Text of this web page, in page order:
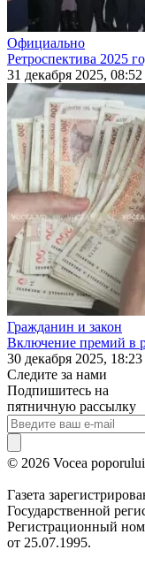
Официально
Ретроспектива 2025
31 декабря 2025, 08:52
Гражданин и закон
Включение премий в
30 декабря 2025, 18:23
Следите за нами
Подпишитесь на
пятничную рассылку
© 2026 Vocea
Газета
Государственной
Регистрационный
от 25.07.1995.